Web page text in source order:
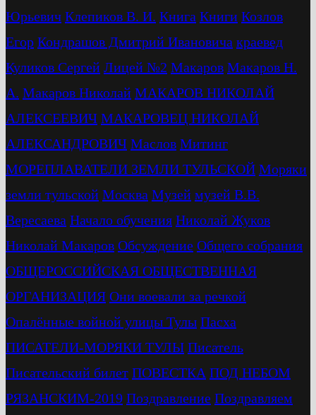
Юрьевич Клепиков В. И. Книга Книги Козлов
Егор Кондрашов Дмитрий Ивановича краевед
Куликов Сергей Лицей №2 Макаров Макаров Н.
А. Макаров Николай МАКАРОВ НИКОЛАЙ
АЛЕКСЕЕВИЧ МАКАРОВЕЦ НИКОЛАЙ
АЛЕКСАНДРОВИЧ Маслов Митинг
МОРЕПЛАВАТЕЛИ ЗЕМЛИ ТУЛЬСКОЙ Моряки
земли тульской Москва Музей музей В.В.
Вересаева Начало обучения Николай Жуков
Николай Макаров Обсуждение Общего собрания
ОБЩЕРОССИЙСКАЯ ОБЩЕСТВЕННАЯ
ОРГАНИЗАЦИЯ Они воевали за речкой
Опалённые войной улицы Тулы Пасха
ПИСАТЕЛИ-МОРЯКИ ТУЛЫ Писатель
Писательский билет ПОВЕСТКА ПОД НЕБОМ
РЯЗАНСКИМ-2019 Поздравление Поздравляем